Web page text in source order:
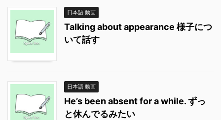
日本語 動画
Talking about appearance 様子につ
いて話す
日本語 動画
He’s been absent for a while. ずっ
と休んでるみたい